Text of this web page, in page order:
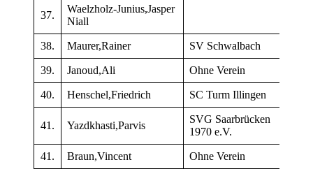
37.
Waelzholz-Junius,Jasper
Niall
38. Maurer,Rainer SV Schwalbach
39. Janoud,Ali Ohne Verein
40. Henschel,Friedrich SC Turm Illingen
41. Yazdkhasti,Parvis
SVG Saarbrücken
1970 e.V.
41. Braun,Vincent Ohne Verein